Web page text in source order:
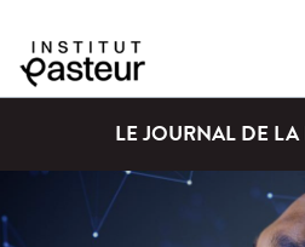
LE JOURNAL DE